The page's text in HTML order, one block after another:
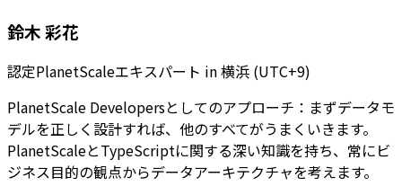
鈴木 彩花
認定PlanetScaleエキスパート in横浜 (UTC+9)
PlanetScale Developersとしてのアプローチ：まずデータモ
デルを正しく設計すれば、他のすべてがうまくいきます。
PlanetScaleとTypeScriptに関する深い知識を持ち、常にビ
ジネス目的の観点からデータアーキテクチャを考えます。